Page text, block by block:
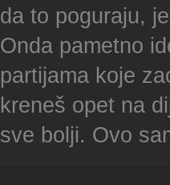
da to poguraju,
Onda pametno
partijama koje
kreneš opet na
sve bolji. Ovo